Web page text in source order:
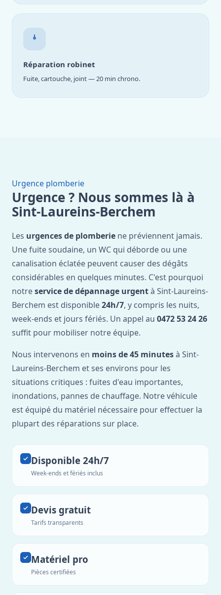
Réparation robinet
Fuite, cartouche, joint — 20 min chrono.
Urgence plomberie
Urgence ? Nous sommes là à
Sint-Laureins-Berchem
Les urgences de plomberie ne préviennent jamais.
Une fuite soudaine, un WC qui déborde ou une
canalisation éclatée peuvent causer des dégâts
considérables en quelques minutes. C'est pourquoi
notreservice de dépannage urgentà Sint-Laureins-
Berchem est disponible24h/7, y compris les nuits,
week-ends et jours fériés. Un appel au 0472 53 24 26
suffit pour mobiliser notre équipe.
Nous intervenons en moins de 45 minutesà Sint-
Laureins-Berchem et ses environs pour les
situations critiques : fuites d'eau importantes,
inondations, pannes de chauffage. Notre véhicule
est équipé du matériel nécessaire pour effectuer la
plupart des réparations sur place.
Disponible 24h/7
Week-ends et fériés inclus
Devis gratuit
Tarifs transparents
Matériel pro
Pièces certifiées